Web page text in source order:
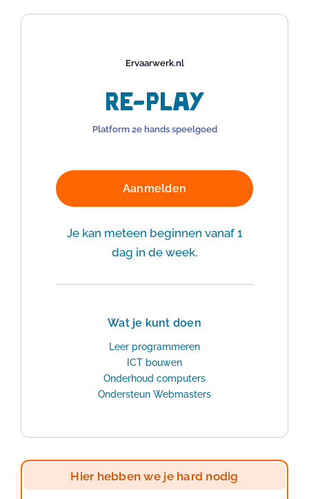
Ervaarwerk.nl
Re-Play
Platform 2e hands speelgoed
Aanmelden
Je kan meteen beginnen vanaf 1
dag in de week.
Wat je kunt doen
Leer programmeren
ICT bouwen
Onderhoud computers
Ondersteun Webmasters
Hier hebben we je hard nodig